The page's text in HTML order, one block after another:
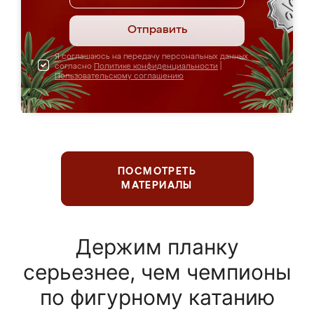
Отправить
Я соглашаюсь на передачу персональных данных
согласно Политике конфиденциальности
Пользовательскому соглашению
ПОСМОТРЕТЬ
МАТЕРИАЛЫ
Держим планку
серьезнее, чем чемпионы
по фигурному катанию